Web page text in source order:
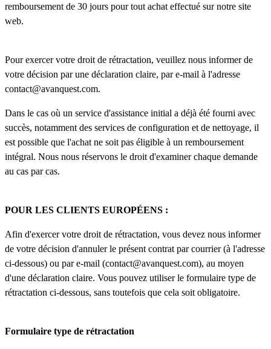
remboursement de 30 jours pour tout achat effectué sur notre site
web.
Pour exercer votre droit de rétractation, veuillez nous informer de
votre décision par une déclaration claire, par e-mail à l'adresse
contact@avanquest.com.
Dans le cas où un service d'assistance initial a déjà été fourni avec
succès, notamment des services de configuration et de nettoyage, il
est possible que l'achat ne soit pas éligible à un remboursement
intégral. Nous nous réservons le droit d'examiner chaque demande
au cas par cas.
POUR LES CLIENTS EUROPÉENS :
Afin d'exercer votre droit de rétractation, vous devez nous informer
de votre décision d'annuler le présent contrat par courrier (à l'adresse
ci-dessous) ou par e-mail (contact@avanquest.com), au moyen
d'une déclaration claire. Vous pouvez utiliser le formulaire type de
rétractation ci-dessous, sans toutefois que cela soit obligatoire.
Formulaire type de rétractation